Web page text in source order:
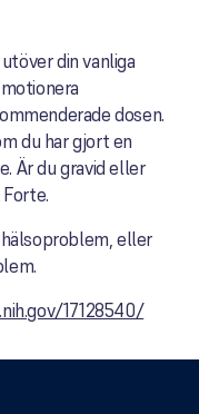
din vanliga
dosen.
du har gjort en
Är du gravid eller
eller
17128540/